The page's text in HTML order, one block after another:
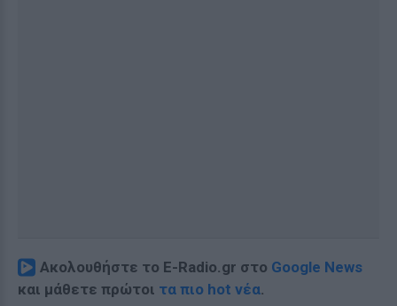
Ακολουθήστε το E-Radio.gr στο Google News
και μάθετε πρώτοι τα πιο hot νέα.